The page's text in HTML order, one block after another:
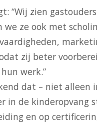
“Wij zien
we ze ook met
zij beter
werk.”
dat – niet alleen
in de kinderopvang
en op